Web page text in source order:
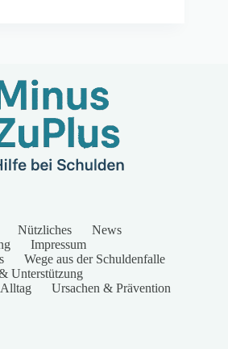
Nützliches
News
Impressum
Wege aus der Schuldenfalle
Unterstützung
Ursachen & Prävention